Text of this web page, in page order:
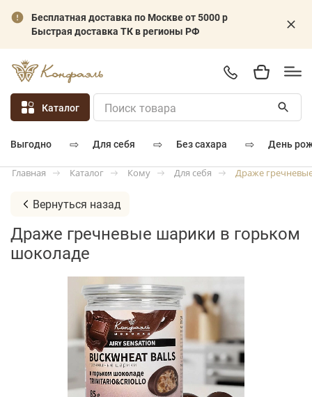
Бесплатная доставка по Москве от 5000 р
Быстрая доставка ТК в регионы РФ
Каталог
выгодно ⇨ для себя ⇨ без сахара ⇨ день
Главная Каталог Кому Для себя Драже
Вернуться назад
Драже гречневые шарики в горьком
шоколаде